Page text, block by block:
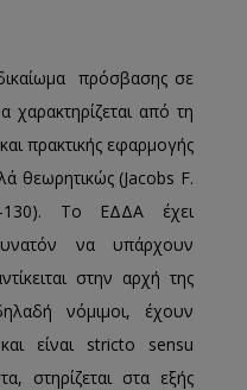
πρόσβασης σε
χαρακτηρίζεται από τη
πρακτικής εφαρμογής
θεωρητικώς (Jacobs F.
Το ΕΔΔΑ έχει
να υπάρχουν
στην αρχή της
νόμιμοι, έχουν
είναι stricto sensu
στηρίζεται στα εξής